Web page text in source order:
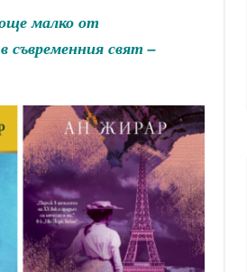
малко от
съвременния свят –